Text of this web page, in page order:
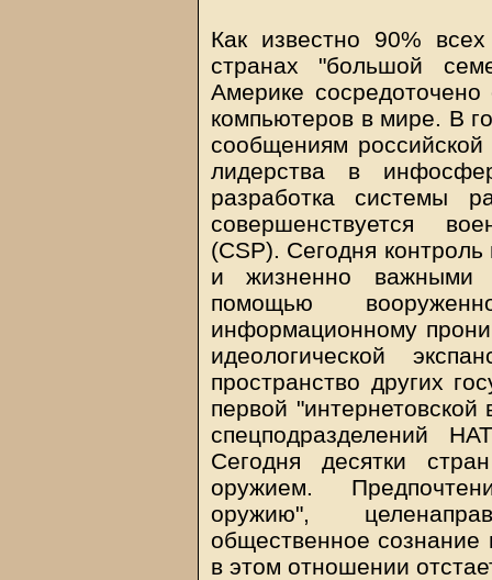
Как известно 90%
странах "большой
Америке
компьютеров в мире. В
сообщениям
лидерства в
разработка системы
совершенствуется
(CSP). Сегодня
и жизненно важными
помощью
информационному
идеологической
пространство других
первой
спецподразделений
Сегодня десятки
оружием.
оружию",
общественное сознание
в этом отношении